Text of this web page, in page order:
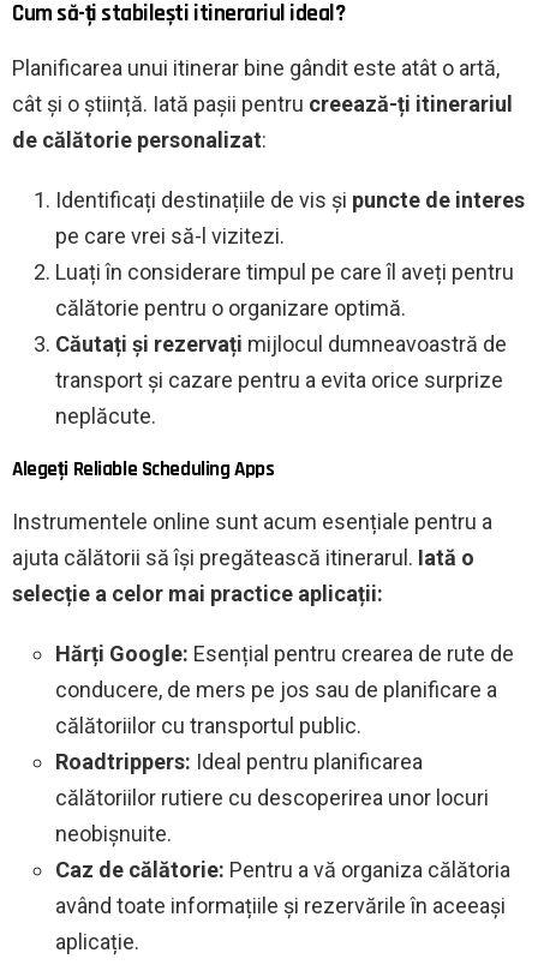
Cum să-ți stabilești itinerariul ideal?
Planificarea unui itinerar bine gândit este atât o artă,
cât și o știință. Iată pașii pentru creează-ți itinerariul
de călătorie personalizat:
Identificați destinațiile de vis și puncte de interes
pe care vrei să-l vizitezi.
Luați în considerare timpul pe care îl aveți pentru
călătorie pentru o organizare optimă.
Căutați și rezervați mijlocul dumneavoastră de
transport și cazare pentru a evita orice surprize
neplăcute.
Alegeți Reliable Scheduling Apps
Instrumentele online sunt acum esențiale pentru a
ajuta călătorii să își pregătească itinerarul. Iată o
selecție a celor mai practice aplicații:
Hărți Google: Esențial pentru crearea de rute de
conducere, de mers pe jos sau de planificare a
călătoriilor cu transportul public.
Roadtrippers: Ideal pentru planificarea
călătoriilor rutiere cu descoperirea unor locuri
neobișnuite.
Caz de călătorie: Pentru a vă organiza călătoria
având toate informațiile și rezervările în aceeași
aplicație.